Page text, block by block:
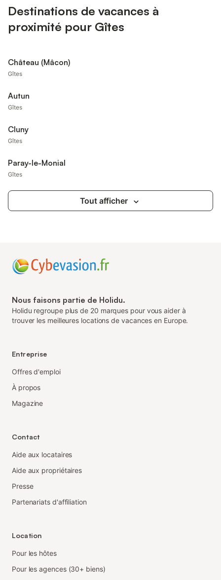
Destinations de vacances à
proximité pour Gîtes
Château (Mâcon)
Gîtes
Autun
Gîtes
Cluny
Gîtes
Paray-le-Monial
Gîtes
Tout afficher
Nous faisons partie de Holidu.
Holidu regroupe plus de 20 marques pour vous aider à
trouver les meilleures locations de vacances en Europe.
Entreprise
Offres d'emploi
À propos
Magazine
Contact
Aide aux locataires
Aide aux propriétaires
Presse
Partenariats d'affiliation
Location
Pour les hôtes
Pour les agences (30+ biens)